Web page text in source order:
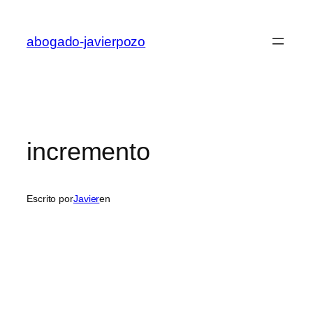
contenido
abogado-javierpozo
incremento
Escrito porJavieren